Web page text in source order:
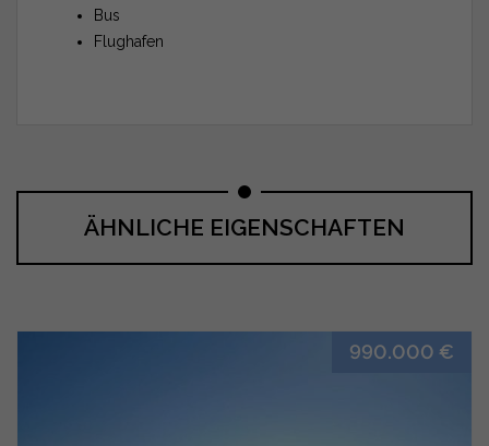
Bus
Flughafen
ÄHNLICHE EIGENSCHAFTEN
990.000 €